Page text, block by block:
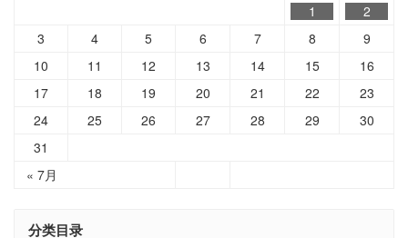
« 7月
1
2
3
4 5 6 7 8
9
10
11 12 13 14 15
16
17
18 19 20 21 22
23
24
25 26 27 28 29
30
31
分类目录